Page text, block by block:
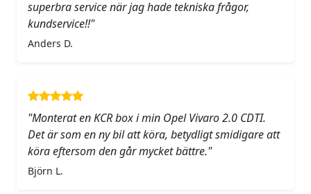
superbra service när jag hade tekniska frågor,
kundservice!!"
Anders D.
"Monterat en KCR box i min Opel Vivaro 2.0 CDTI.
Det är som en ny bil att köra, betydligt smidigare att
köra eftersom den går mycket bättre."
Björn L.